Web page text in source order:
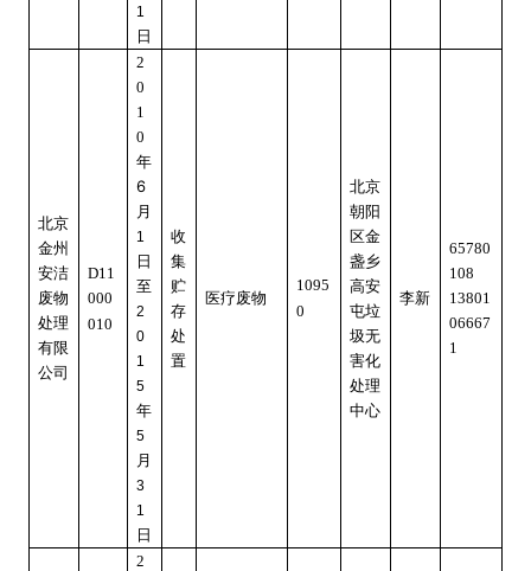
1
日
北京
金州
安洁
废物
处理
有限
公司
D11
000
010
2
0
1
0
年
6
月
1
日
至
2
0
1
5
年
5
月
3
1
日
收
集
贮
存
处
置
医疗废物
1095
0
北京
朝阳
区金
盏乡
高安
屯垃
圾无
害化
处理
中心
李新
65780
108
13801
06667
1
2